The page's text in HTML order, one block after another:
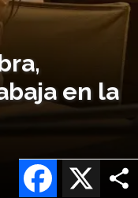
en la
X
Facebook